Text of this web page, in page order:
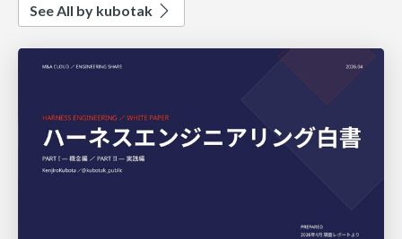
See All by kubotak